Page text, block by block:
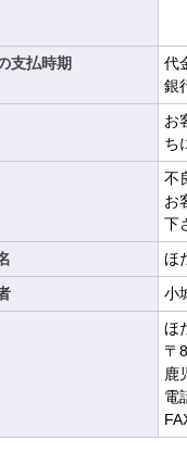
支払時期
代
銀
お
ち
不
お
下
ほ
小
ほ
〒
鹿
電